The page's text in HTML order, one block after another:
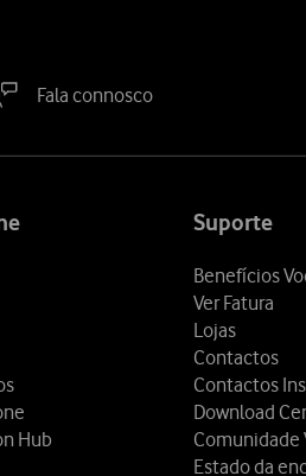
Fala connosco
Hub
Suporte
Benefícios
Ver Fatura
Lojas
Contactos
Contactos
Download
Comunidade
Estado da